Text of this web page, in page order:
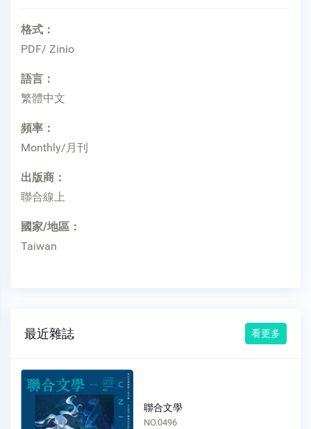
格式：
PDF/ Zinio
語言：
繁體中文
頻率：
Monthly/月刊
出版商：
聯合線上
國家/地區：
Taiwan
最近雜誌 看更多
聯合文學
NO.0495